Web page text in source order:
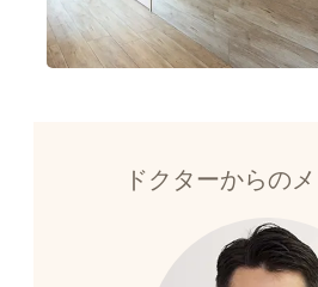
ドクターからの